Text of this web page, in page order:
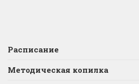
Расписание
Методическая копилка